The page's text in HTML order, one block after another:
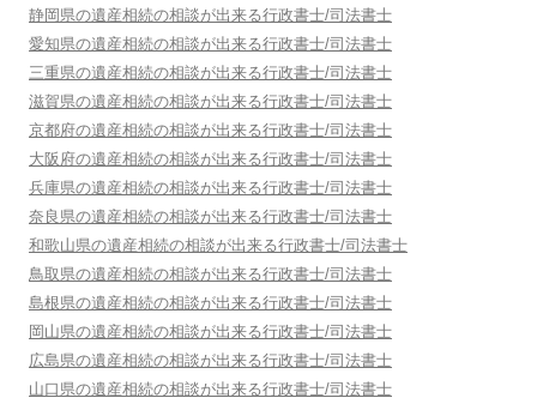
静岡県の遺産相続の相談が出来る行政書士/司法書士
愛知県の遺産相続の相談が出来る行政書士/司法書士
三重県の遺産相続の相談が出来る行政書士/司法書士
滋賀県の遺産相続の相談が出来る行政書士/司法書士
京都府の遺産相続の相談が出来る行政書士/司法書士
大阪府の遺産相続の相談が出来る行政書士/司法書士
兵庫県の遺産相続の相談が出来る行政書士/司法書士
奈良県の遺産相続の相談が出来る行政書士/司法書士
和歌山県の遺産相続の相談が出来る行政書士/司法書士
鳥取県の遺産相続の相談が出来る行政書士/司法書士
島根県の遺産相続の相談が出来る行政書士/司法書士
岡山県の遺産相続の相談が出来る行政書士/司法書士
広島県の遺産相続の相談が出来る行政書士/司法書士
山口県の遺産相続の相談が出来る行政書士/司法書士